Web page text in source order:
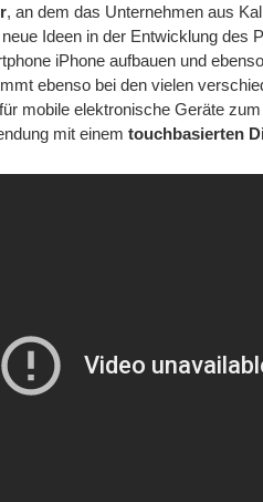
, an dem das Unternehmen aus
Ideen in der Entwicklung des
iPhone aufbauen und
ebenso bei den vielen
mobile elektronische Geräte
mit einem touchbasierten